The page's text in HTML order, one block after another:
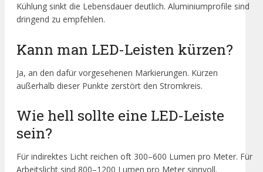
Kühlung sinkt die Lebensdauer deutlich. Aluminiumprofile sind
dringend zu empfehlen.
Kann man LED-Leisten kürzen?
Ja, an den dafür vorgesehenen Markierungen. Kürzen
außerhalb dieser Punkte zerstört den Stromkreis.
Wie hell sollte eine LED-Leiste
sein?
Für indirektes Licht reichen oft 300–600 Lumen pro Meter. Für
Arbeitslicht sind 800–1200 Lumen pro Meter sinnvoll.